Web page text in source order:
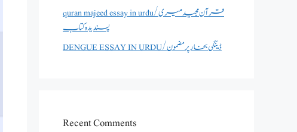
quran majeed essay in urdu/قرآن مجید میری
پسندیدہ کتاب
DENGUE ESSAY IN URDU/ڈینگی بخار پر مضمون
Recent Comments